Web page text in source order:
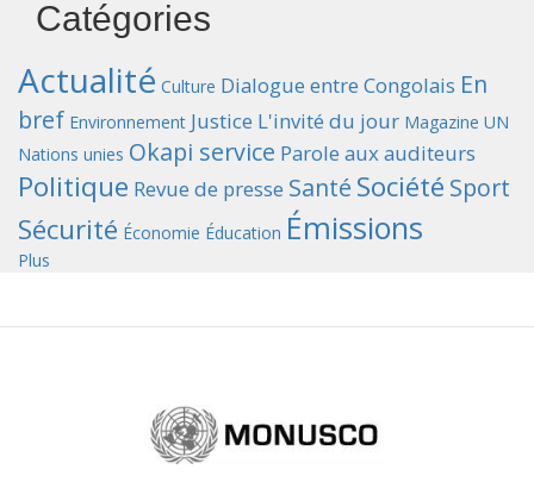
Catégories
Actualité Culture Dialogue entre Congolais En
bref Environnement Justice L'invité du jour Magazine UN
Nations unies Okapi service Parole aux auditeurs
Politique Revue de presse Santé Société Sport
Sécurité Économie Éducation Émissions
Plus